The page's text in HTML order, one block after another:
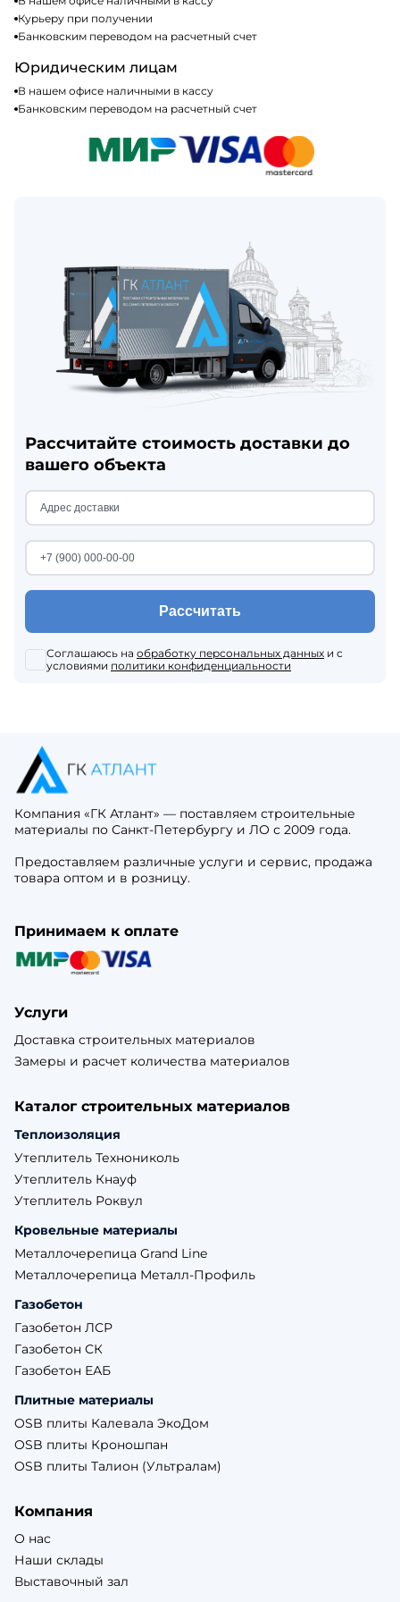
Курьеру при получении
Банковским переводом на расчетный счет
Юридическим лицам
В нашем офисе наличными в кассу
Банковским переводом на расчетный счет
Рассчитайте стоимость доставки до
вашего объекта
Рассчитать
Соглашаюсь на обработку персональных данных и с
условиями политики конфиденциальности
Компания «ГК Атлант» — поставляем строительные
материалы по Санкт-Петербургу и ЛО с 2009 года.
Предоставляем различные услуги и сервис, продажа
товара оптом и в розницу.
Принимаем к оплате
Услуги
Доставка строительных материалов
Замеры и расчет количества материалов
Каталог строительных материалов
Теплоизоляция
Утеплитель Технониколь
Утеплитель Кнауф
Утеплитель Роквул
Кровельные материалы
Металлочерепица Grand Line
Металлочерепица Металл-Профиль
Газобетон
Газобетон ЛСР
Газобетон СК
Газобетон ЕАБ
Плитные материалы
OSB плиты Калевала ЭкоДом
OSB плиты Кроношпан
OSB плиты Талион (Ультралам)
Компания
О нас
Наши склады
Выставочный зал